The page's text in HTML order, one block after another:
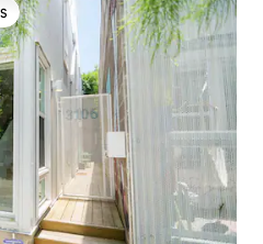
plus appréciés